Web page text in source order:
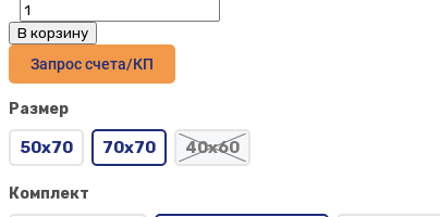
В корзину
Запрос счета/КП
Размер
50х70 70х70 40x60
Комплект